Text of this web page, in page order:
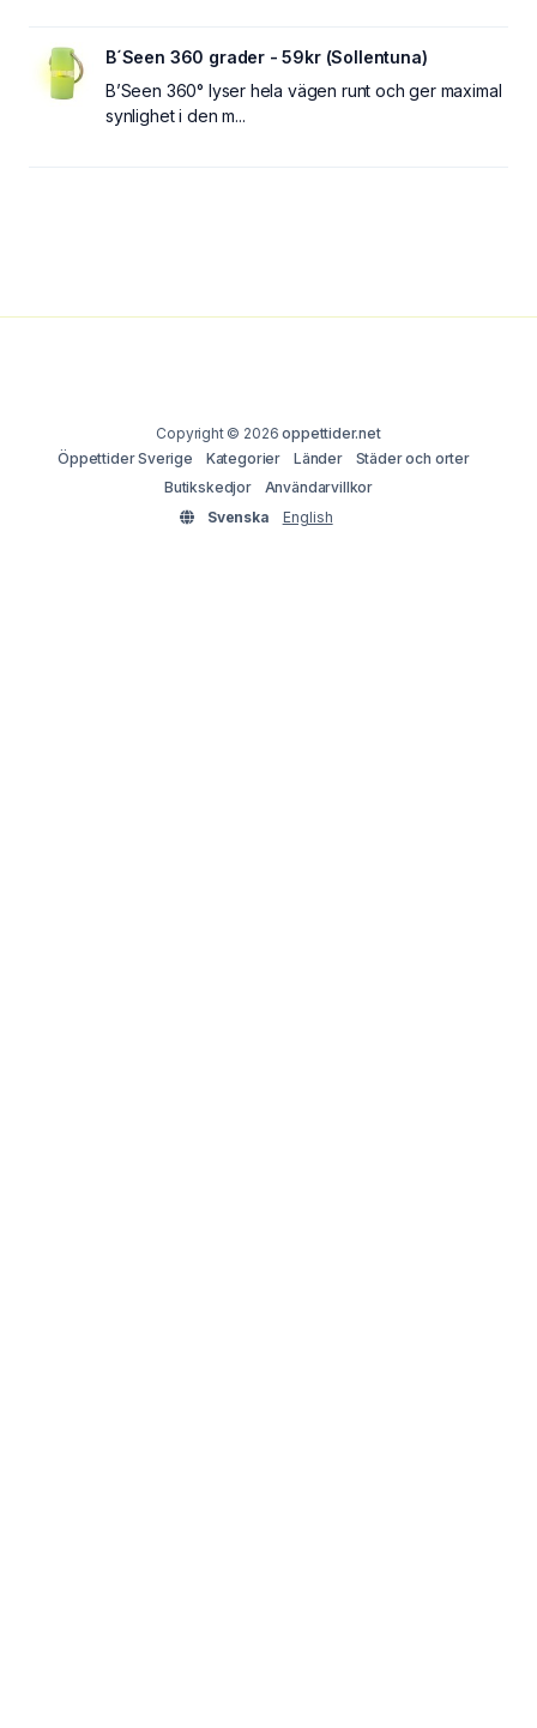
B´Seen 360 grader - 59kr (Sollentuna)
B’Seen 360° lyser hela vägen runt och ger maximal
synlighet i den m...
Copyright © 2026oppettider.net
Öppettider Sverige
Kategorier Länder
Städer och orter
Butikskedjor
Användarvillkor
Svenska
English